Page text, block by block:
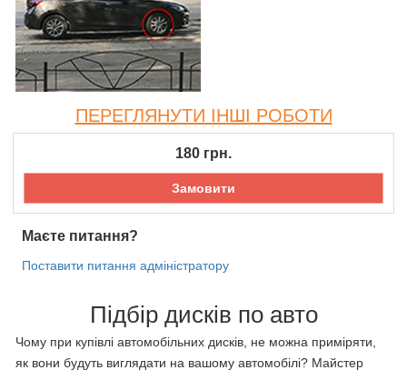
ПЕРЕГЛЯНУТИ ІНШІ РОБОТИ
180 грн.
Замовити
Маєте питання?
Поставити питання адміністратору
Підбір дисків по авто
Чому при купівлі автомобільних дисків, не можна приміряти,
як вони будуть виглядати на вашому автомобілі? Майстер